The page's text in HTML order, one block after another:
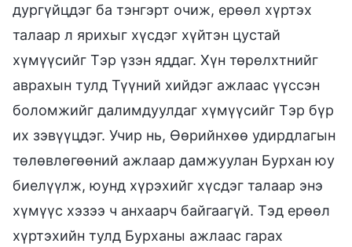
дургүйцдэг ба тэнгэрт очиж, ерөөл хүртэх
талаар л ярихыг хүсдэг хүйтэн цустай
хүмүүсийг Тэр үзэн яддаг. Хүн төрөлхтнийг
аврахын тулд Түүний хийдэг ажлаас үүссэн
боломжийг далимдуулдаг хүмүүсийг Тэр бүр
их зэвүүцдэг. Учир нь, Өөрийнхөө удирдлагын
төлөвлөгөөний ажлаар дамжуулан Бурхан юу
биелүүлж, юунд хүрэхийг хүсдэг талаар энэ
хүмүүс хэзээ ч анхаарч байгаагүй. Тэд ерөөл
хүртэхийн тулд Бурханы ажлаас гарах